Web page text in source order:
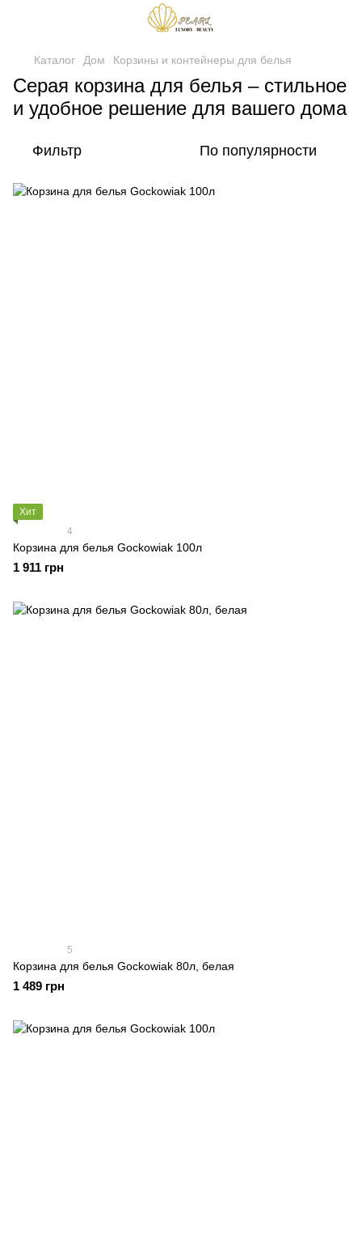
Каталог Дом Корзины и контейнеры для белья
Серая корзина для белья – стильное
и удобное решение для вашего дома
Фильтр По популярности
Хит
4
Корзина для белья Gockowiak 100л
1 911 грн
5
Корзина для белья Gockowiak 80л, белая
1 489 грн